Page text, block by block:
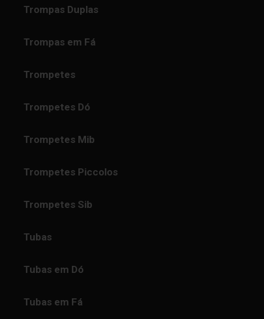
Trompas Duplas
Trompas em Fá
Trompetes
Trompetes Dó
Trompetes Mib
Trompetes Piccolos
Trompetes Sib
Tubas
Tubas em Dó
Tubas em Fá